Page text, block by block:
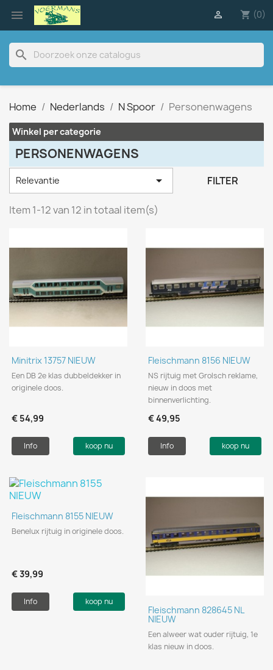
 shopping_cart (0)

search
Home Nederlands N Spoor Personenwagens
Winkel per categorie
PERSONENWAGENS
Relevantie  FILTER
Item 1-12 van 12 in totaal item(s)
Minitrix 13757 NIEUW
Een DB 2e klas dubbeldekker in
originele doos.
€ 54,99
Info koop nu
Fleischmann 8156 NIEUW
NS rijtuig met Grolsch reklame,
nieuw in doos met
binnenverlichting.
€ 49,95
Info koop nu
Fleischmann 8155 NIEUW
Benelux rijtuig in originele doos.
€ 39,99
Info koop nu
Fleischmann 828645 NL
NIEUW
Een alweer wat ouder rijtuig, 1e
klas nieuw in doos.